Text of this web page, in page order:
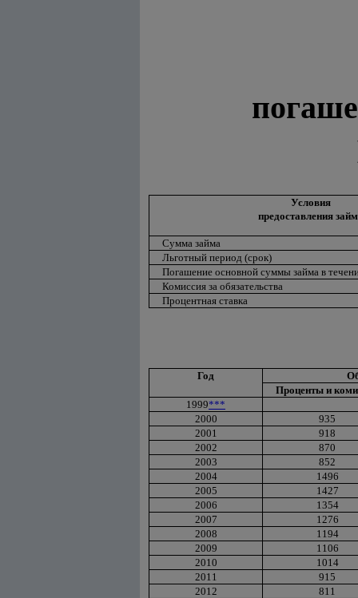
Условия
предоставления
Сумма займа
Льготный период (срок)
Погашение основной суммы займа в
Комиссия за обязательства
Процентная ставка
Год
Проценты и
1999***
2000
935
2001
918
2002
870
2003
852
2004
1496
2005
1427
2006
1354
2007
1276
2008
1194
2009
1106
2010
1014
2011
915
2012
811